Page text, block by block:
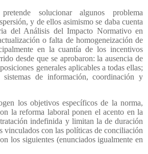
solucionar algunos problema
y de ellos asimismo se daba cuenta
del Análisis del Impacto Normativo en
o falta de homogeneización de
en la cuantía de los incentivos
desde que se aprobaron: la ausencia de
generales aplicables a todas ellas;
de información, coordinación y
los objetivos específicos de la norma,
la reforma laboral ponen el acento en la
indefinida y limitan la de duración
vinculados con las políticas de conciliación
los siguientes (enunciados igualmente en